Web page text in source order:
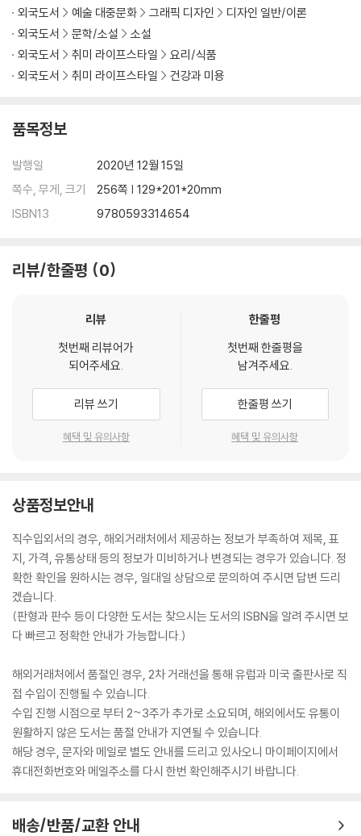
외국도서
예술 대중문화 그래픽 디자인
디자인 일반/이론
외국도서
문학/소설
소설
외국도서
취미 라이프스타일
요리/식품
외국도서
취미 라이프스타일 건강과 미용
품목정보
발행일
2020년 12월 15일
쪽수, 무게, 크기
256쪽 | 129*201*20mm
ISBN13
9780593314654
리뷰/한줄평 0
리뷰
첫번째 리뷰어가
되어주세요.
리뷰 쓰기
혜택 및 유의사항
한줄평
첫번째 한줄평을
남겨주세요.
한줄평 쓰기
혜택 및 유의사항
상품정보안내
직수입외서의 경우, 해외거래처에서 제공하는 정보가 부족하여 제목, 표
지, 가격, 유통상태 등의 정보가 미비하거나 변경되는 경우가 있습니다. 정
확한 확인을 원하시는 경우, 일대일 상담으로 문의하여 주시면 답변 드리
겠습니다.
(판형과 판수 등이 다양한 도서는 찾으시는 도서의 ISBN을 알려 주시면 보
다 빠르고 정확한 안내가 가능합니다.)
해외거래처에서 품절인 경우, 2차 거래선을 통해 유럽과 미국 출판사로 직
접 수입이 진행될 수 있습니다.
수입 진행 시점으로 부터 2~3주가 추가로 소요되며, 해외에서도 유통이
원활하지 않은 도서는 품절 안내가 지연될 수 있습니다.
해당 경우, 문자와 메일로 별도 안내를 드리고 있사오니 마이페이지에서
휴대전화번호와 메일주소를 다시 한번 확인해주시기 바랍니다.
배송/반품/교환 안내